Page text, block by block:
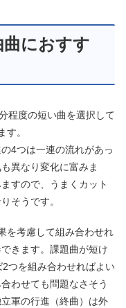
曲におすす
程度の短い曲を選択して
す。
4つは一連の流れがあっ
異なり変化に富みま
すので、うまくカット
そうです。
を考慮して組み合わせれ
きます。課題曲が短け
つを組み合わせればよい
わせても問題なさそう
軍の行進（終曲）は外